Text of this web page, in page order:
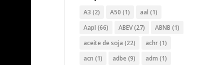
A3 (2) A50 (1) aal (1)
Aapl (66) ABEV(27) ABNB (1)
aceite de soja (22) achr(1)
acn (1) adbe (9) adm (1)